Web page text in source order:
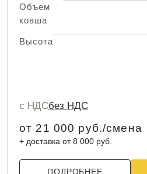
Объем
ковша
Высота
с НДСбез НДС
от 21 000 руб./смена
+ доставка от 8 000 руб.
ПОДРОБНЕЕ